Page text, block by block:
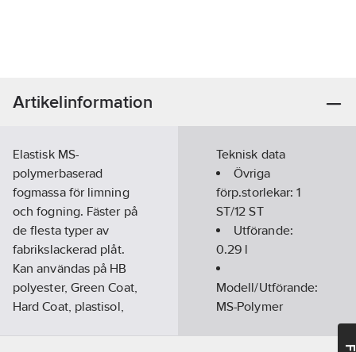
Artikelinformation
Elastisk MS-
polymerbaserad
fogmassa för limning
och fogning. Fäster på
de flesta typer av
fabrikslackerad plåt.
Kan användas på HB
polyester, Green Coat,
Hard Coat, plastisol,
Teknisk data
Övriga
förp.storlekar:1
ST/12 ST
Utförande:
0.29 l
Modell/Utförande:
MS-Polymer